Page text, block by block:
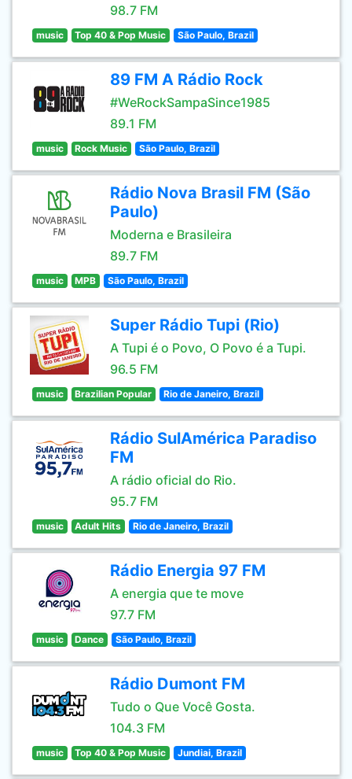
98.7 FM
music Top 40 & Pop Music São Paulo, Brazil
89 FM A Rádio Rock
#WeRockSampaSince1985
89.1 FM
music Rock Music São Paulo, Brazil
Rádio Nova Brasil FM (São
Paulo)
Moderna e Brasileira
89.7 FM
music MPB São Paulo, Brazil
Super Rádio Tupi (Rio)
A Tupi é o Povo, O Povo é a Tupi.
96.5 FM
music Brazilian Popular Rio de Janeiro, Brazil
Rádio SulAmérica Paradiso
FM
A rádio oficial do Rio.
95.7 FM
music Adult Hits Rio de Janeiro, Brazil
Rádio Energia 97 FM
A energia que te move
97.7 FM
music Dance São Paulo, Brazil
Rádio Dumont FM
Tudo o Que Você Gosta.
104.3 FM
music Top 40 & Pop Music Jundiai, Brazil